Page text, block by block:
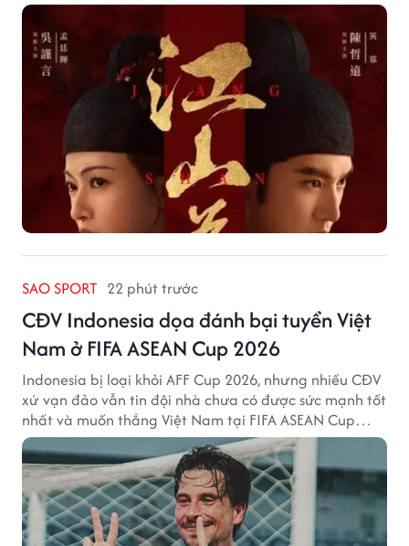
SAO SPORT 22 phút trước
CĐV Indonesia dọa đánh bại tuyển Việt
Nam ở FIFA ASEAN Cup 2026
Indonesia bị loại khỏi AFF Cup 2026, nhưng nhiều CĐV
xứ vạn đảo vẫn tin đội nhà chưa có được sức mạnh tốt
nhất và muốn thắng Việt Nam tại FIFA ASEAN Cup
2026.